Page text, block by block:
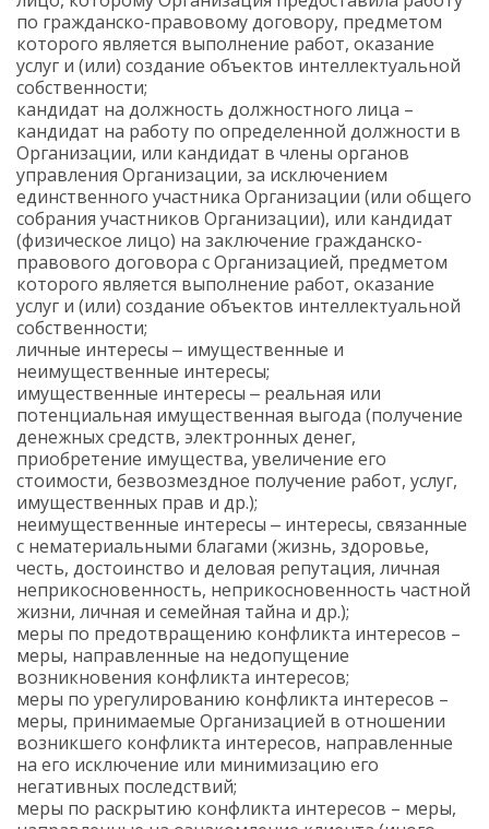
по гражданско-правовому договору, предметом
которого является выполнение работ, оказание
услуг и (или) создание объектов интеллектуальной
собственности;
кандидат на должность должностного лица –
кандидат на работу по определенной должности в
Организации, или кандидат в члены органов
управления Организации, за исключением
единственного участника Организации (или общего
собрания участников Организации), или кандидат
(физическое лицо) на заключение гражданско-
правового договора с Организацией, предметом
которого является выполнение работ, оказание
услуг и (или) создание объектов интеллектуальной
собственности;
личные интересы ‒ имущественные и
неимущественные интересы;
имущественные интересы ‒ реальная или
потенциальная имущественная выгода (получение
денежных средств, электронных денег,
приобретение имущества, увеличение его
стоимости, безвозмездное получение работ, услуг,
имущественных прав и др.);
неимущественные интересы ‒ интересы, связанные
с нематериальными благами (жизнь, здоровье,
честь, достоинство и деловая репутация, личная
неприкосновенность, неприкосновенность частной
жизни, личная и семейная тайна и др.);
меры по предотвращению конфликта интересов –
меры, направленные на недопущение
возникновения конфликта интересов;
меры по урегулированию конфликта интересов –
меры, принимаемые Организацией в отношении
возникшего конфликта интересов, направленные
на его исключение или минимизацию его
негативных последствий;
меры по раскрытию конфликта интересов – меры,